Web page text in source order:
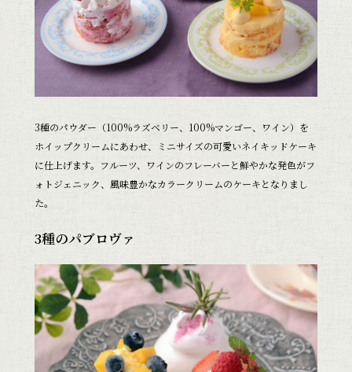
3種のパウダー （100%ラズベリー、100%マンゴー、ワイン） を
ホイップクリームにあわせ、ミニサイズの可愛いネイキッドケーキ
に仕上げます。フルーツ、ワインのフレーバーと鮮やかな発色がフ
ォトジェニック、風味豊かなカラークリームのケーキとなりまし
た。
3種のパブロヴァ